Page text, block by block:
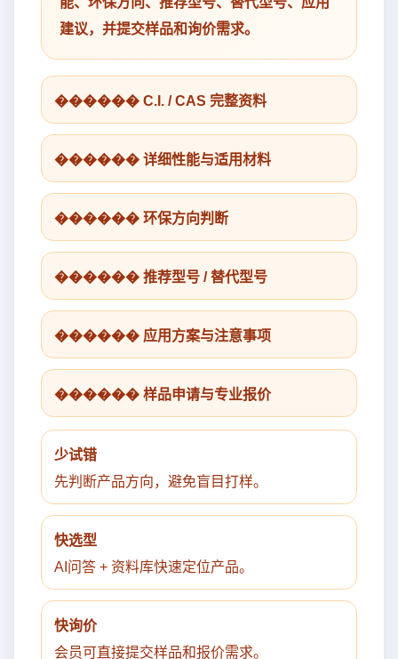
建议，并提交样品和询价需求。
������ C.I. / CAS 完整资料
������ 详细性能与适用材料
������ 环保方向判断
������ 推荐型号 / 替代型号
������ 应用方案与注意事项
������ 样品申请与专业报价
少试错
先判断产品方向，避免盲目打样。
快选型
AI问答 + 资料库快速定位产品。
快询价
会员可直接提交样品和报价需求。